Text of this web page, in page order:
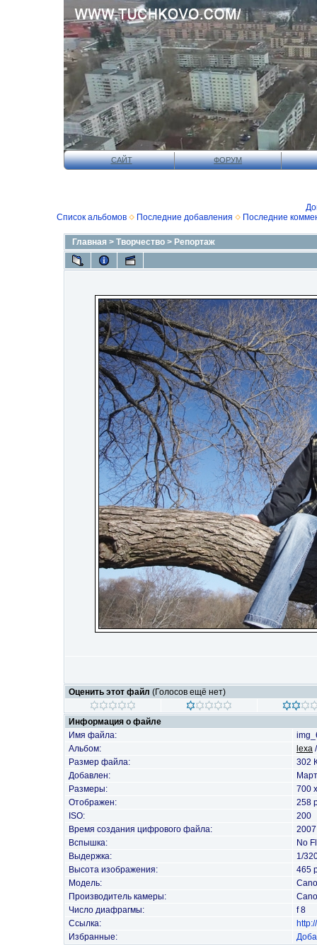
САЙТ ФОРУМ
Список альбомов
Последние добавления Последние
Главная > Творчество > Репортаж
Оценить этот файл (Голосов ещё нет)
Информация о файле
Имя файла:
Альбом:
lexa
Размер файла:
302
Добавлен:
Размеры:
700
Отображен:
258
ISO:
200
Время создания цифрового файла:
Вспышка:
No
Выдержка:
1/
Высота изображения:
465
Модель:
Производитель камеры:
Число диафрагмы:
f 8
Ссылка:
Избранные: